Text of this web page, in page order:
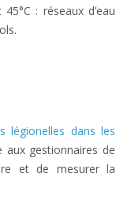
: réseaux d’eau
légionelles dans les
aux gestionnaires de
et de mesurer la